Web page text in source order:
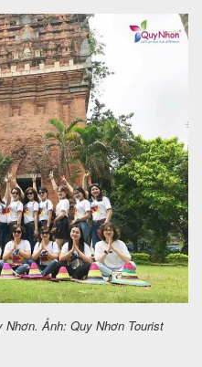
Ảnh: Quy Nhơn Tourist